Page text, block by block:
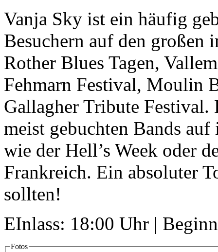
Vanja Sky ist ein häufig
Besuchern auf den großen
Rother Blues Tagen,
Fehmarn Festival, Moulin
Gallagher Tribute Festival.
meist gebuchten Bands
wie der Hell’s Week oder
Frankreich. Ein absoluter
sollten!
EInlass: 18:00 Uhr |
Fotos